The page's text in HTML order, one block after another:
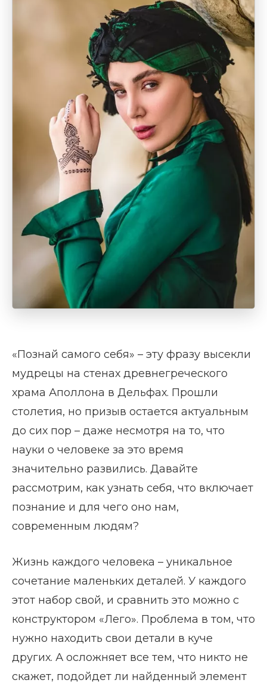
«Познай самого себя» – эту фразу высекли
мудрецы на стенах древнегреческого
храма Аполлона в Дельфах. Прошли
столетия, но призыв остается актуальным
до сих пор – даже несмотря на то, что
науки о человеке за это время
значительно развились. Давайте
рассмотрим, как узнать себя, что включает
познание и для чего оно нам,
современным людям?
Жизнь каждого человека – уникальное
сочетание маленьких деталей. У каждого
этот набор свой, и сравнить это можно с
конструктором «Лего». Проблема в том, что
нужно находить свои детали в куче
других. А осложняет все тем, что никто не
скажет, подойдет ли найденный элемент